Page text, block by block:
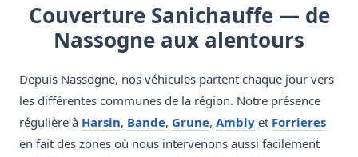
Couverture Sanichauffe — de
Nassogne aux alentours
Depuis Nassogne, nos véhicules partent chaque jour vers
les différentes communes de la région. Notre présence
régulière à Harsin, Bande, Grune, Ambly et Forrieres
en fait des zones où nous intervenons aussi facilement